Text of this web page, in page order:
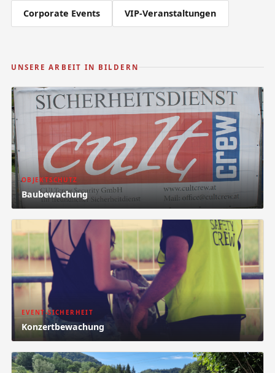
Corporate Events VIP-Veranstaltungen
UNSERE ARBEIT IN BILDERN
OBJEKTSCHUTZ
Baubewachung
EVENT-SICHERHEIT
Konzertbewachung